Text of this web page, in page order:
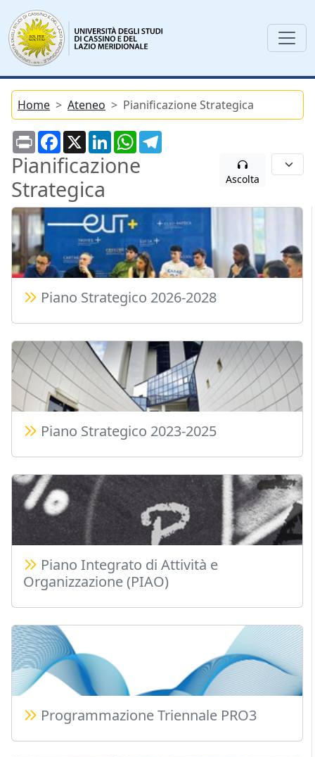
Home Ateneo Pianificazione Strategica
PrintFacebook
X LinkedInWhatsApp
Pianificazione
Strategica
Ascolta
Piano Strategico 2026-2028
Piano Strategico 2023-2025
Piano Integrato di Attività e
Organizzazione (PIAO)
Programmazione Triennale PRO3